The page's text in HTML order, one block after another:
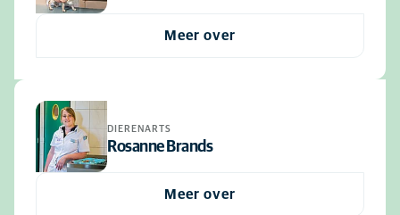
Meer over
DIERENARTS
Rosanne Brands
Meer over